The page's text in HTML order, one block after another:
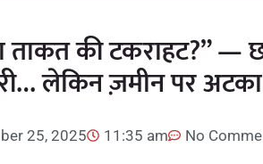
ताकत की टकराहट?”
लेकिन ज़मीन पर अटका
25, 2025 11:35 am No